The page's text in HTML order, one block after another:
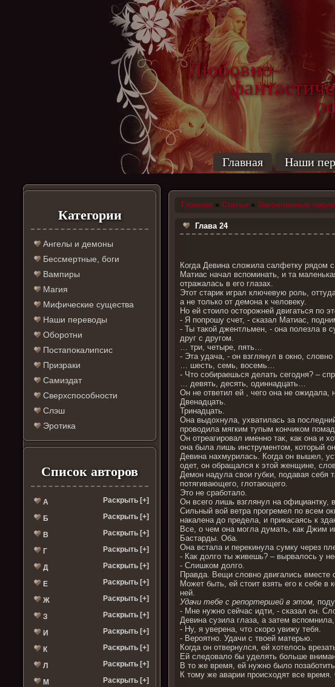
Любовно-
Главная Наши
Категории
Ангелы и демоны
Бессмертные, боги
Вампиры
Магия
Мифические существа
Наши переводы
Оборотни
Постапокалипсис
Призраки
Самиздат
Сверхспособности
Слэш
Эротика
Список авторов
А Раскрыть [+]
Б Раскрыть [+]
В Раскрыть [+]
Г Раскрыть [+]
Д Раскрыть [+]
Е Раскрыть [+]
Ж Раскрыть [+]
З Раскрыть [+]
И Раскрыть [+]
К Раскрыть [+]
Л Раскрыть [+]
М Раскрыть [+]
Главная »Статьи »Законченные
Глава 24
Когда Девина сложила салфетку рядом
Матиас начал вспоминать, и та
отражалась в его глазах.
Этот старик играл ключевую роль,
а не только от демона к человеку.
Но ей стоило осторожней двигаться по
- Я попрошу счет, - сказал Матиас,
- Ты такой джентльмен, - она полезла в
друг с другом.
… три, четыре, пять…
- Эта удача, - он взглянул в окно,
… шесть, семь, восемь…
- Что собираешься делать сегодня? –
… девять, десять, одиннадцать…
Он не ответил ей , чего она не ожидала,
Двенадцать.
Тринадцать.
Она выдохнула, ухватилась за
проводила мягким тупым кончиком
Он отреагировал именно так, как она и
она была лишь инструментом, который
Девина нахмурилась. Когда он вышел,
одет, он обращался к этой женщине,
Демон надула свои губки, подавая себя
потягивающего, глотающего.
Это не сработало.
Он всего лишь взглянул на официантку,
Сильный вой ветра прогремел по всем
накалена до предела, и прикасаясь к
Все, о чем она могла думать, как Джим
Бастарды. Оба.
Она встала и перекинула сумку через
- Как долго ты живешь? – вырвалось у
- Слишком долго.
Правда. Вещи словно двигались вместе
Может быть, ей стоит взять его к себе
ней.
Удачи тебе с репортершей в этом,
- Мне нужно сейчас идти, - сказал он.
Девина сузила глаза, а затем
- Ну, я уверена, что скоро увижу тебя.
- Вероятно. Удачи с твоей матерью.
Когда он отвернулся, ей хотелось
Ей следовало бы уделять больше
В то же время, ей нужно было
К тому же аварии происходят все время.